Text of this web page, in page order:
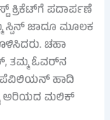
ಕ್ರಿಕೆಟ್‌ಗೆ ಪದಾರ್ಪಣೆ
ಸ್ಪಿನ್ ಜಾದೂ ಮೂಲಕ
ಚಹಾ
ತಮ್ಮ ಓವರ್‌ನ
ಪೆವಿಲಿಯನ್ ಹಾದಿ
ಅರಿಯದ ಮಲಿಕ್